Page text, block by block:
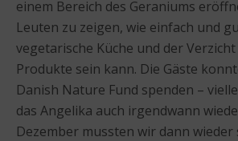
einem Bereich des Geraniums
Leuten zu zeigen, wie einfach und
vegetarische Küche und der
Produkte sein kann. Die Gäste
Danish Nature Fund spenden –
das Angelika auch irgendwann
Dezember mussten wir dann wieder